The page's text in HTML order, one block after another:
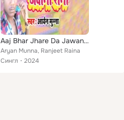
Aaj Bhar Jhare Da Jawani Rani
Aryan Munna, Ranjeet Raina
Сингл
2024